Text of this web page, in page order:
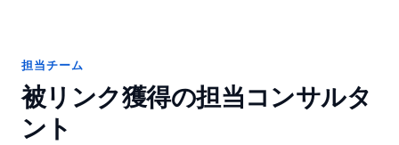
担当チーム
被リンク獲得の担当コンサルタ
ント